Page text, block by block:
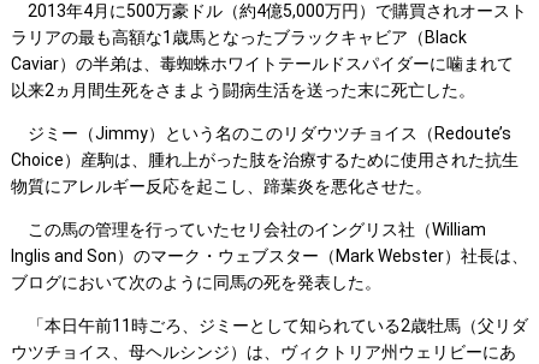
2013年4月に500万豪ドル（約4億5,000万円）で購買されオースト
ラリアの最も高額な1歳馬となったブラックキャビア（Black
Caviar）の半弟は、毒蜘蛛ホワイトテールドスパイダーに噛まれて
以来2ヵ月間生死をさまよう闘病生活を送った末に死亡した。
ジミー（Jimmy）という名のこのリダウツチョイス（Redoute’s
Choice）産駒は、腫れ上がった肢を治療するために使用された抗生
物質にアレルギー反応を起こし、蹄葉炎を悪化させた。
この馬の管理を行っていたセリ会社のイングリス社（William
Inglis and Son）のマーク・ウェブスター（Mark Webster）社長は、
ブログにおいて次のように同馬の死を発表した。
「本日午前11時ごろ、ジミーとして知られている2歳牡馬（父リダ
ウツチョイス、母ヘルシンジ）は、ヴィクトリア州ウェリビーにあ